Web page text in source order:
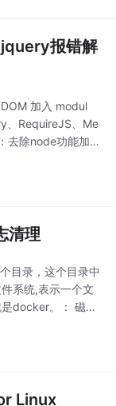
报错解
加入 modul
、RequireJS、Me
去除node功能加
清理
目录，这个目录中
系统,表示一个文
docker。： 磁盘
镜像都删掉。d
Linux